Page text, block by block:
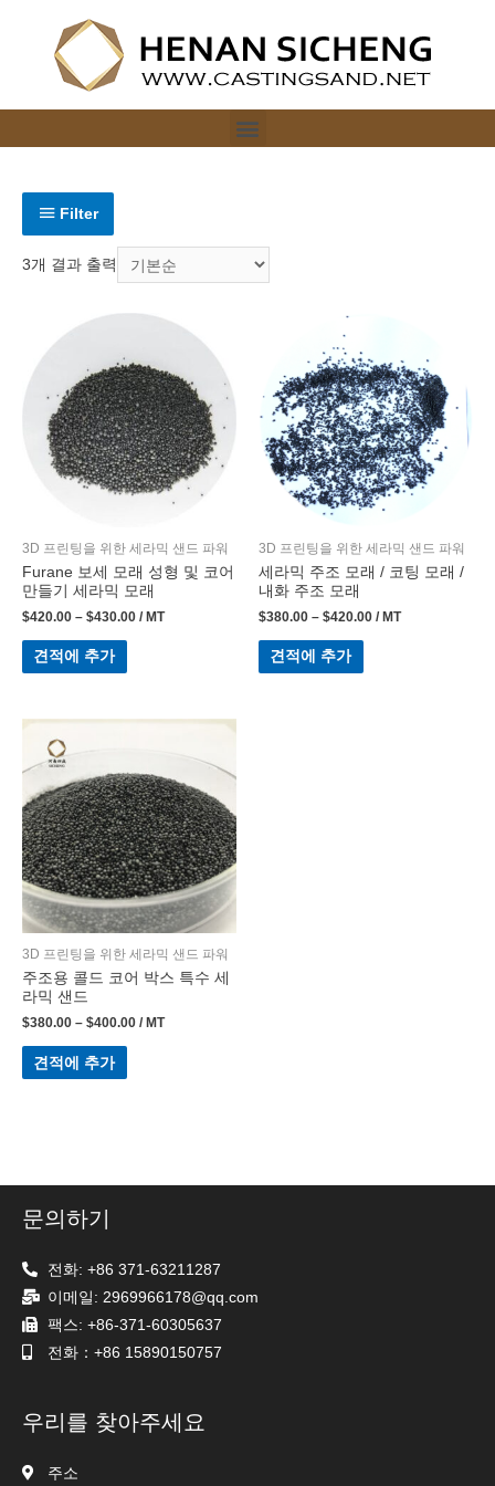
Filter
3개 결과 출력
3D 프린팅을 위한 세라믹 샌드 파워
Furane 보세 모래 성형 및 코어
만들기 세라믹 모래
$420.00 – $430.00 / MT
견적에 추가
3D 프린팅을 위한 세라믹 샌드 파워
세라믹 주조 모래 / 코팅 모래 /
내화 주조 모래
$380.00 – $420.00 / MT
견적에 추가
3D 프린팅을 위한 세라믹 샌드 파워
주조용 콜드 코어 박스 특수 세
라믹 샌드
$380.00 – $400.00 / MT
견적에 추가
문의하기
전화: +86 371-63211287
이메일: 2969966178@qq.com
팩스: +86-371-60305637
전화：+86 15890150757
우리를 찾아주세요
주소